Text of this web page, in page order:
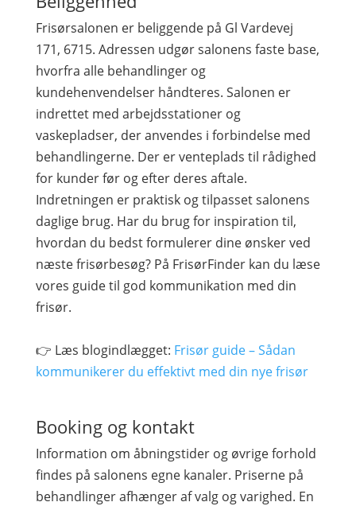
Frisørsalonen er beliggende på Gl Vardevej
171, 6715. Adressen udgør salonens faste base,
hvorfra alle behandlinger og
kundehenvendelser håndteres. Salonen er
indrettet med arbejdsstationer og
vaskepladser, der anvendes i forbindelse med
behandlingerne. Der er venteplads til rådighed
for kunder før og efter deres aftale.
Indretningen er praktisk og tilpasset salonens
daglige brug. Har du brug for inspiration til,
hvordan du bedst formulerer dine ønsker ved
næste frisørbesøg? På FrisørFinder kan du læse
vores guide til god kommunikation med din
frisør.
👉 Læs blogindlægget: Frisør guide – Sådan
kommunikerer du effektivt med din nye frisør
Booking og kontakt
Information om åbningstider og øvrige forhold
findes på salonens egne kanaler. Priserne på
behandlinger afhænger af valg og varighed. En